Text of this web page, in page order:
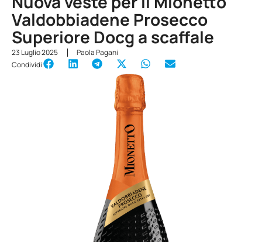
Valdobbiadene Prosecco
Superiore Docg a scaffale
23 Luglio 2025
Paola Pagani
Condividi